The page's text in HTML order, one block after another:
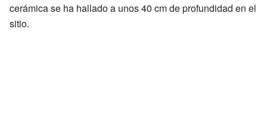
cerámica se ha hallado a unos 40 cm de profundidad en el
sitio.